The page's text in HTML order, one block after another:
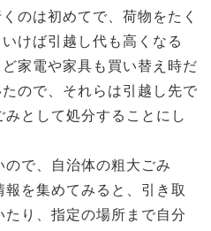
のは初めてで、荷物をたく
けば引越し代も高くなる
ど家電や家具も買い替え時だ
ので、それらは引越し先で
として処分することにし
で、自治体の粗大ごみ
を集めてみると、引き取
たり、指定の場所まで自分